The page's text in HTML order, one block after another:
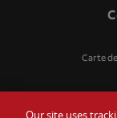
Carte
Our site uses